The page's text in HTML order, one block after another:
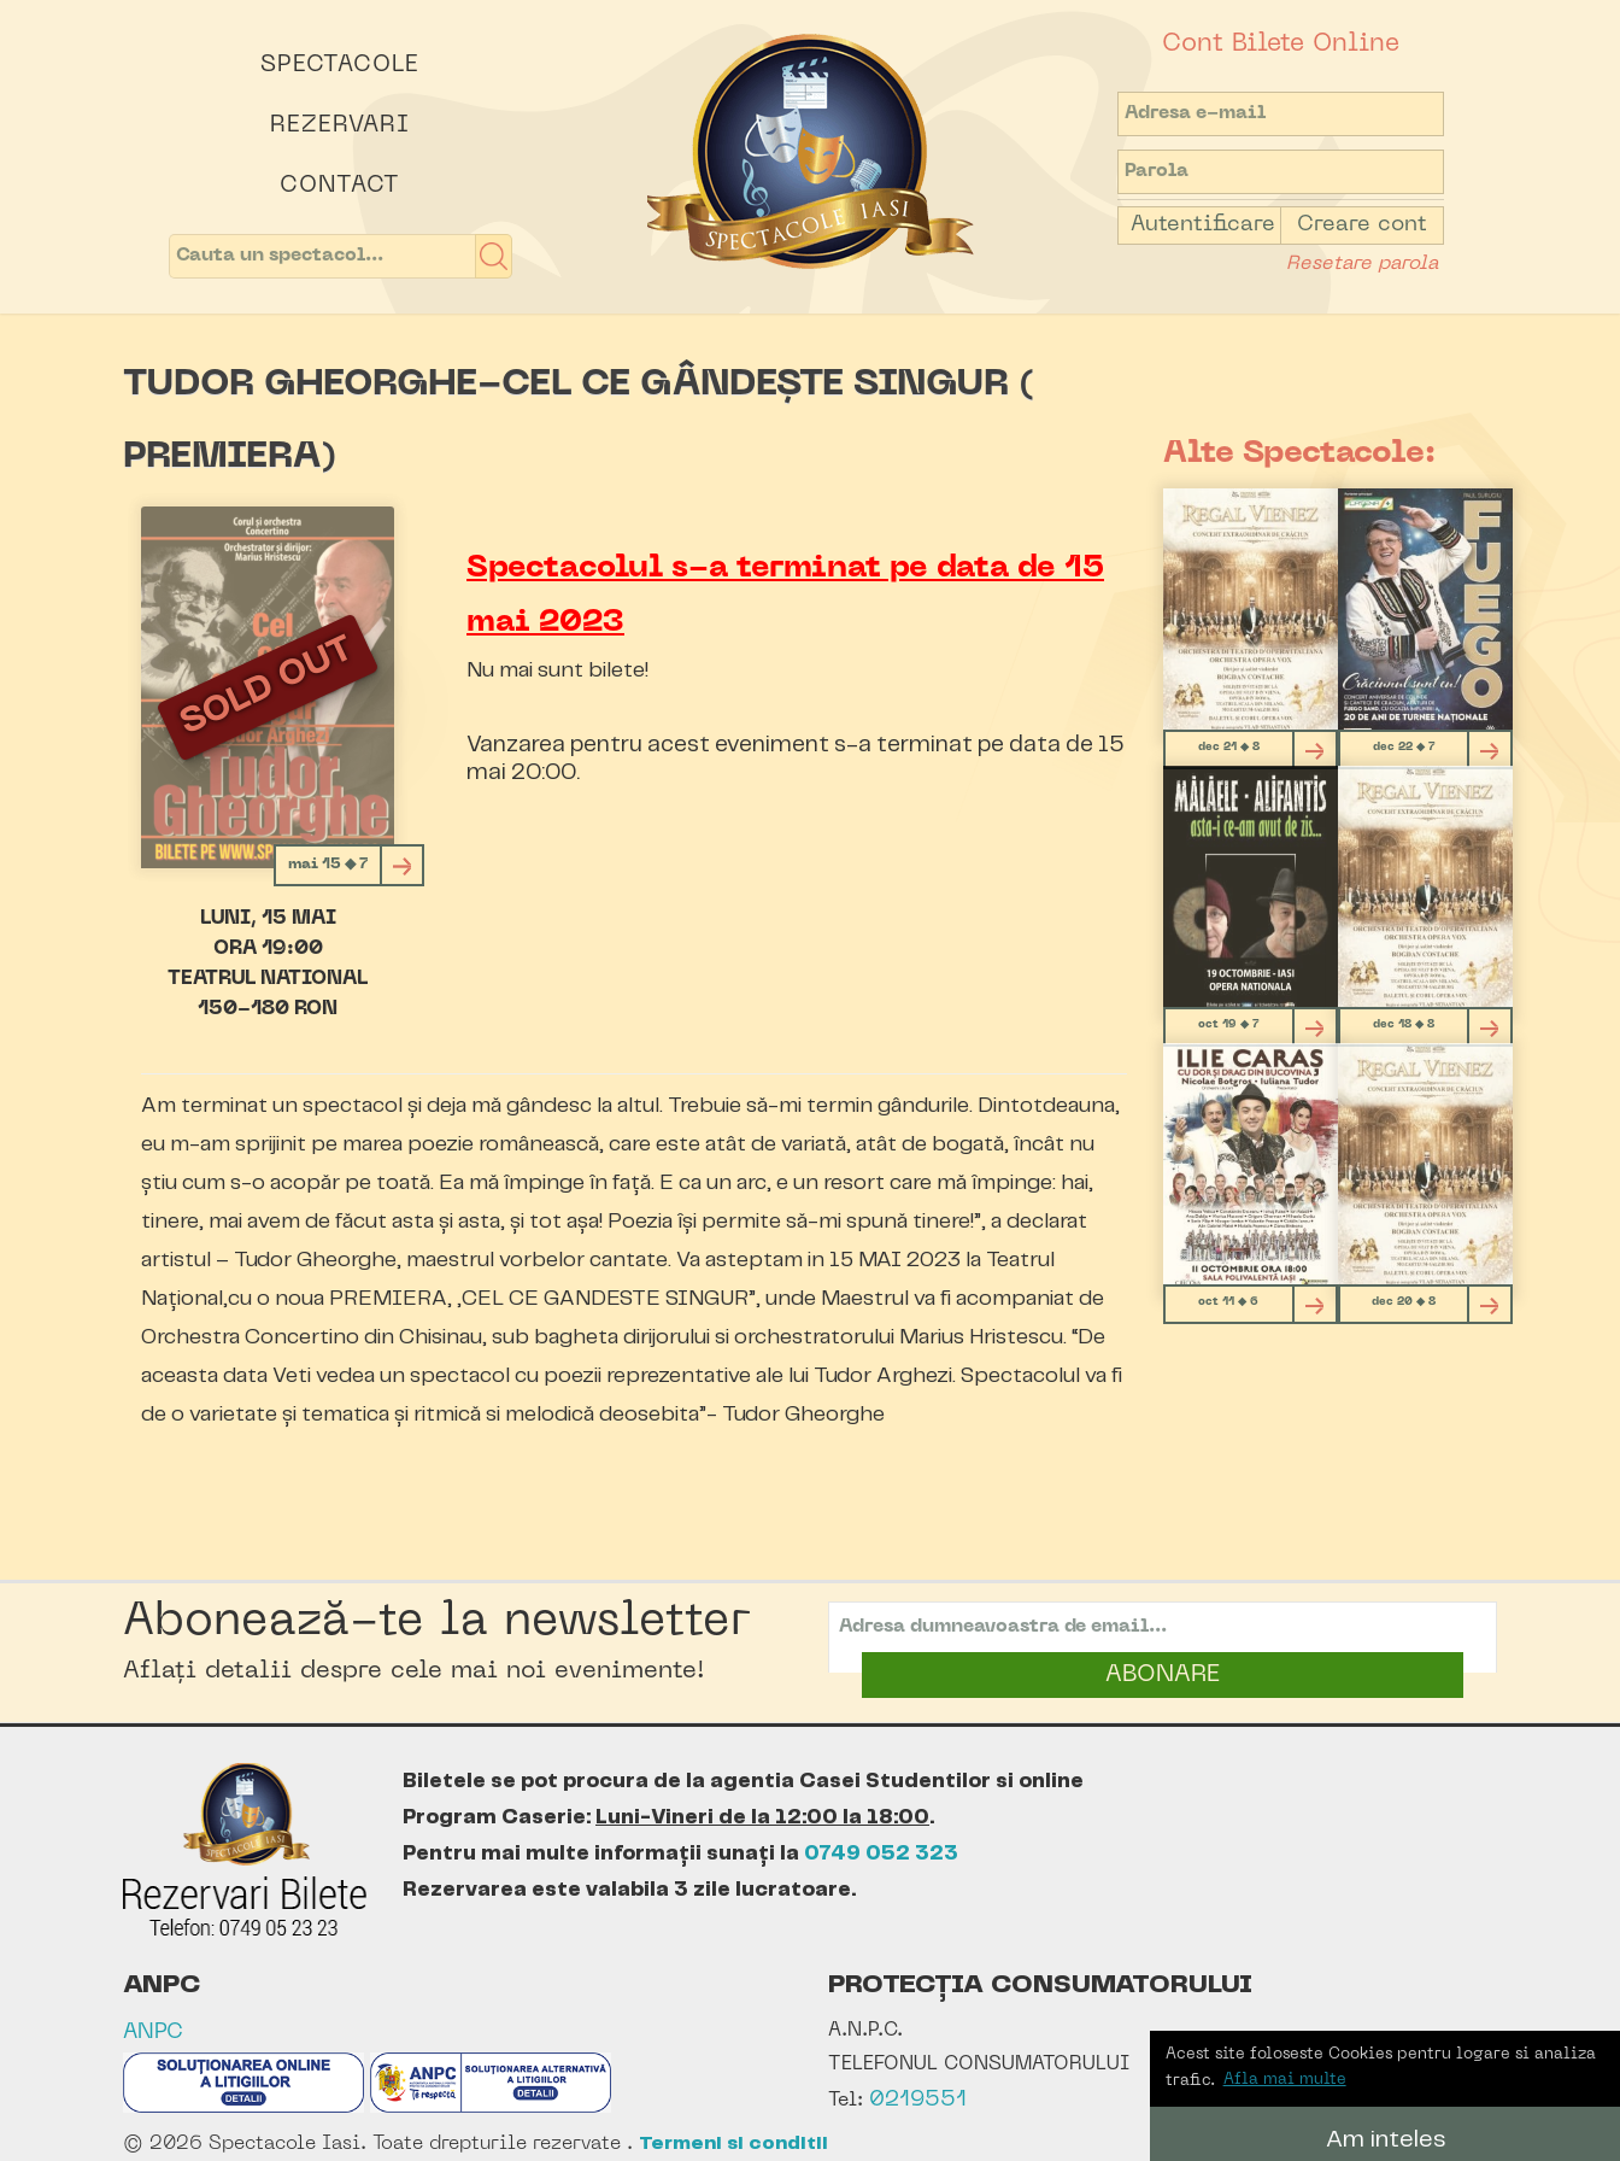
Acest site foloseste Cookies pentru logare si analiza
trafic.
Afla mai multe
Am inteles
SPECTACOLE
REZERVARI
CONTACT
Cont Bilete Online
Autentificare Creare cont
Resetare parola
TUDOR GHEORGHE-CEL CE GÂNDEȘTE SINGUR (
PREMIERA)
SOLD OUT
mai 15 ◆ 7
LUNI 15 MAI
ORA 19:00
TEATRUL NATIONAL
150-180 RON
Spectacolul s-a terminat pe data de 15
mai 2023
Nu mai sunt bilete!
Vanzarea pentru acest eveniment s-a terminat pe data de 15
mai 20:00.
Am terminat un spectacol şi deja mă gândesc la altul. Trebuie să-mi termin gândurile. Dintotdeauna,
eu m-am sprijinit pe marea poezie românească, care este atât de variată, atât de bogată, încât nu
ştiu cum s-o acopăr pe toată. Ea mă împinge în faţă. E ca un arc, e un resort care mă împinge: hai,
tinere, mai avem de făcut asta şi asta, şi tot aşa! Poezia îşi permite să-mi spună tinere!”, a declarat
artistul – Tudor Gheorghe, maestrul vorbelor cantate. Va asteptam in 15 MAI 2023 la Teatrul
Național,cu o noua PREMIERA, „CEL CE GANDESTE SINGUR”, unde Maestrul va fi acompaniat de
Orchestra Concertino din Chisinau, sub bagheta dirijorului si orchestratorului Marius Hristescu. “De
aceasta data Veti vedea un spectacol cu poezii reprezentative ale lui Tudor Arghezi. Spectacolul va fi
de o varietate și tematica și ritmică si melodică deosebita”- Tudor Gheorghe
Alte Spectacole:
dec 21 ◆ 8 dec 22 ◆ 7
oct 19 ◆ 7 dec 18 ◆ 8
oct 11 ◆ 6 dec 20 ◆ 8
Abonează-te la newsletter
Aflați detalii despre cele mai noi evenimente! ABONARE
Biletele se pot procura de la agentia Casei Studentilor si online
Program Caserie: Luni-Vineri de la 12:00 la 18:00.
Pentru mai multe informații sunați la 0749 052 323
Rezervarea este valabila 3 zile lucratoare.
ANPC
ANPC
PROTECȚIA CONSUMATORULUI
A.N.P.C.
TELEFONUL CONSUMATORULUI
Tel: 0219551
© 2026 Spectacole Iasi. Toate drepturile rezervate . Termeni si conditii